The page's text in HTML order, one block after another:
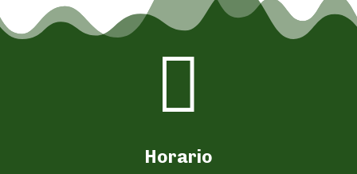

Horario